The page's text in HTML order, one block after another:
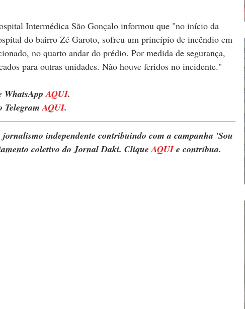
Intermédica São Gonçalo informou que "no início da
do bairro Zé Garoto, sofreu um princípio de incêndio em
no quarto andar do prédio. Por medida de segurança,
para outras unidades. Não houve feridos no incidente."
WhatsApp AQUI.
Telegram AQUI.
independente contribuindo com a campanha 'Sou
coletivo do Jornal Daki. Clique AQUI e contribua.